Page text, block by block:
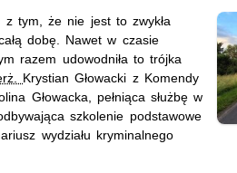
tym, że nie jest to zwykła
dobę. Nawet w czasie
razem udowodniła to trójka
Krystian Głowacki z Komendy
Głowacka, pełniąca służbę w
szkolenie podstawowe
wydziału kryminalnego